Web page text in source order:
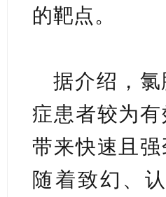
的靶点。
据介绍，
症患者较为
带来快速且
随着致幻、